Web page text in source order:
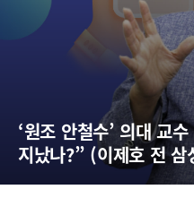
‘원조 안철수’ 의대 교
지났나?” (이제호 전 삼